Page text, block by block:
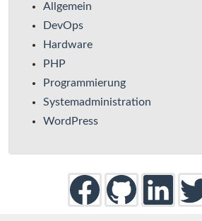
Allgemein
DevOps
Hardware
PHP
Programmierung
Systemadministration
WordPress